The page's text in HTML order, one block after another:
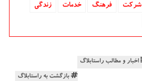
شركت فرهنگ خدمات
زندگی
اخبار و مطالب راستابلاگ
بازگشت به راستابلاگ